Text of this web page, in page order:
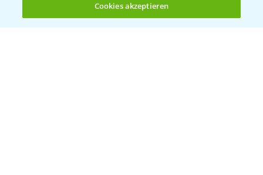
(noch 4)
Cookies akzeptieren